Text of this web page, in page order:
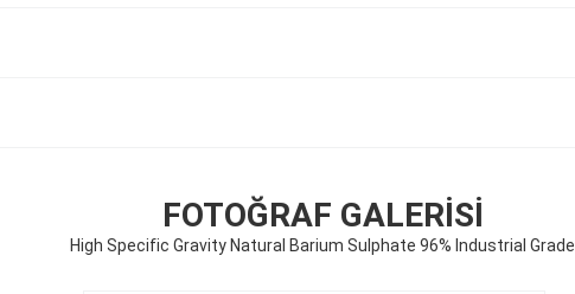
FOTOĞRAF GALERISI
High Specific Gravity Natural Barium Sulphate 96% Industrial Grade